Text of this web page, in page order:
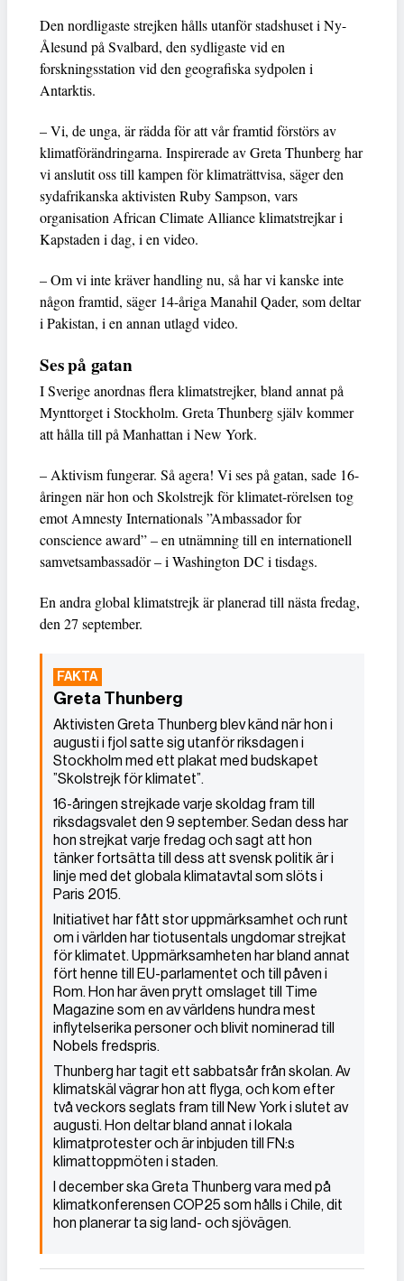
Den nordligaste strejken hålls utanför stadshuset i Ny-
Ålesund på Svalbard, den sydligaste vid en
forskningsstation vid den geografiska sydpolen i
Antarktis.
– Vi, de unga, är rädda för att vår framtid förstörs av
klimatförändringarna. Inspirerade av Greta Thunberg har
vi anslutit oss till kampen för klimaträttvisa, säger den
sydafrikanska aktivisten Ruby Sampson, vars
organisation African Climate Alliance klimatstrejkar i
Kapstaden i dag, i en video.
– Om vi inte kräver handling nu, så har vi kanske inte
någon framtid, säger 14-åriga Manahil Qader, som deltar
i Pakistan, i en annan utlagd video.
Ses på gatan
I Sverige anordnas flera klimatstrejker, bland annat på
Mynttorget i Stockholm. Greta Thunberg själv kommer
att hålla till på Manhattan i New York.
– Aktivism fungerar. Så agera! Vi ses på gatan, sade 16-
åringen när hon och Skolstrejk för klimatet-rörelsen tog
emot Amnesty Internationals ”Ambassador for
conscience award” – en utnämning till en internationell
samvetsambassadör – i Washington DC i tisdags.
En andra global klimatstrejk är planerad till nästa fredag,
den 27 september.
Greta Thunberg
Aktivisten Greta Thunberg blev känd när hon i
augusti i fjol satte sig utanför riksdagen i
Stockholm med ett plakat med budskapet
”Skolstrejk för klimatet”.
16-åringen strejkade varje skoldag fram till
riksdagsvalet den 9 september. Sedan dess har
hon strejkat varje fredag och sagt att hon
tänker fortsätta till dess att svensk politik är i
linje med det globala klimatavtal som slöts i
Paris 2015.
Initiativet har fått stor uppmärksamhet och runt
om i världen har tiotusentals ungdomar strejkat
för klimatet. Uppmärksamheten har bland annat
fört henne till EU-parlamentet och till påven i
Rom. Hon har även prytt omslaget till Time
Magazine som en av världens hundra mest
inflytelserika personer och blivit nominerad till
Nobels fredspris.
Thunberg har tagit ett sabbatsår från skolan. Av
klimatskäl vägrar hon att flyga, och kom efter
två veckors seglats fram till New York i slutet av
augusti. Hon deltar bland annat i lokala
klimatprotester och är inbjuden till FN:s
klimattoppmöten i staden.
I december ska Greta Thunberg vara med på
klimatkonferensen COP25 som hålls i Chile, dit
hon planerar ta sig land- och sjövägen.